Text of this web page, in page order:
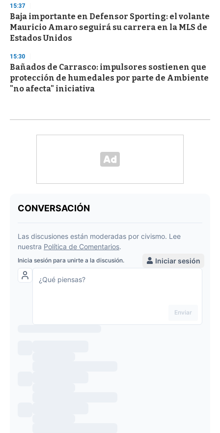
15:37
Baja importante en Defensor Sporting: el volante
Mauricio Amaro seguirá su carrera en la MLS de
Estados Unidos
15:30
Bañados de Carrasco: impulsores sostienen que
protección de humedales por parte de Ambiente
"no afecta" iniciativa